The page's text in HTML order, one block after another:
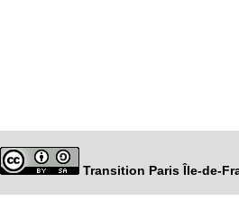
Transition Paris Île-de-